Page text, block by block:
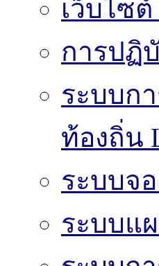
เว็บไซต์
การปฏิ
ระบบก
ท้องถิ่น
ระบบจ
ระบบแ